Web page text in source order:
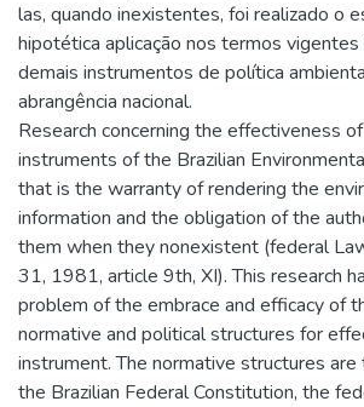
las, quando inexistentes, foi realizado o
hipotética aplicação nos termos
demais instrumentos de política
abrangência nacional.
Research concerning the effectiveness
instruments of the Brazilian
that is the warranty of rendering the
information and the obligation of the
them when they nonexistent (federal
31, 1981, article 9th, XI). This research
problem of the embrace and efficacy of
normative and political structures for
instrument. The normative structures
the Brazilian Federal Constitution, the